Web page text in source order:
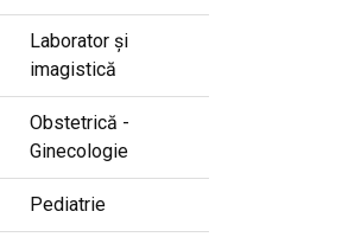
Laborator și
imagistică
Obstetrică -
Ginecologie
Pediatrie